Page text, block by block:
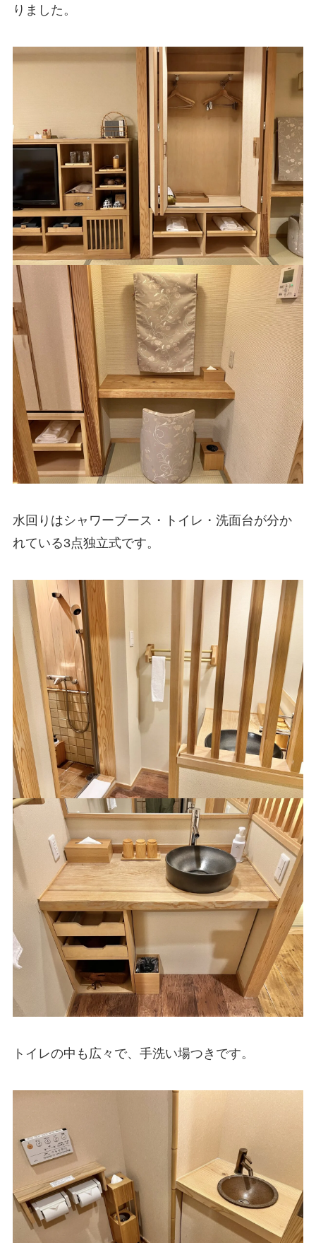
りました。
水回りはシャワーブース・トイレ・洗面台が分か
れている3点独立式です。
トイレの中も広々で、手洗い場つきです。